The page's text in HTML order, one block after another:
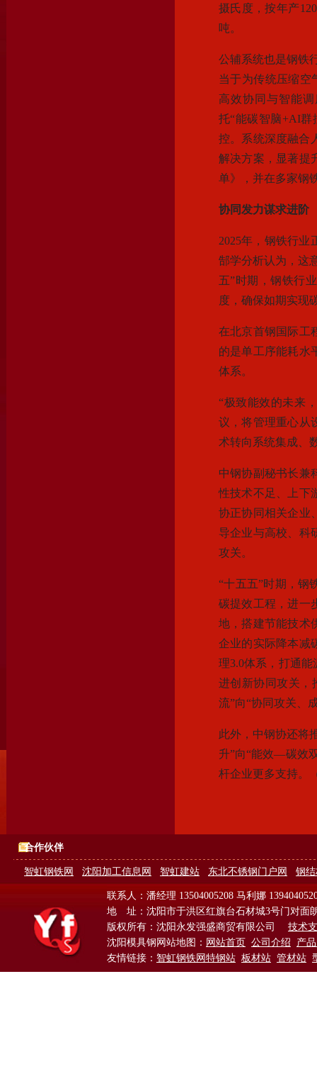
摄氏度，按年产
吨。
公辅系统也是钢铁
当于为传统压缩空
高效协同与智能
托“能碳智脑+AI群
控。系统深度融合
解决方案，显著提
单》，并在多家钢
协同发力谋求进阶
2025年，钢铁行
郜学分析认为，这
五”时期，钢铁行
度，确保如期实现
在北京首钢国际工
的是单工序能耗水
体系。
“极致能效的未来
议，将管理重心从
术转向系统集成、
中钢协副秘书长兼
性技术不足、上下
协正协同相关企业
导企业与高校、科
攻关。
“十五五”时期，钢
碳提效工程，进一
地，搭建节能技术
企业的实际降本减
理3.0体系，打通
进创新协同攻关，
流”向“协同攻关、
此外，中钢协还将
升”向“能效—碳效
杆企业更多支持。
合作伙伴
智虹钢铁网 沈阳加工信息网 智虹建站 东北不锈钢门户网 钢
联系人：潘经理 13504005208 马利娜
地 址：沈阳市于洪区红旗台石材城3号门对面
版权所有：沈阳永发强盛商贸有限公司 技术
沈阳模具钢网站地图： 网站首页 公司介绍
产
友情链接： 智虹钢铁网特钢站 板材站 管材站